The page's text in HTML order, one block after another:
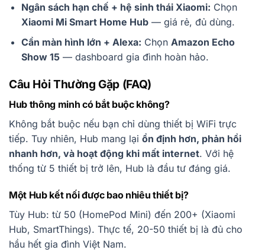
Ngân sách hạn chế + hệ sinh thái Xiaomi: Chọn
Xiaomi Mi Smart Home Hub— giá rẻ, đủ dùng.
Cần màn hình lớn + Alexa: Chọn Amazon Echo
Show 15— dashboard gia đình hoàn hảo.
Câu Hỏi Thường Gặp (FAQ)
Hub thông minh có bắt buộc không?
Không bắt buộc nếu bạn chỉ dùng thiết bị WiFi trực
tiếp. Tuy nhiên, Hub mang lại ổn định hơn, phản hồi
nhanh hơn, và hoạt động khi mất internet. Với hệ
thống từ 5 thiết bị trở lên, Hub là đầu tư đáng giá.
Một Hub kết nối được bao nhiêu thiết bị?
Tùy Hub: từ 50 (HomePod Mini) đến 200+ (Xiaomi
Hub, SmartThings). Thực tế, 20-50 thiết bị là đủ cho
hầu hết gia đình Việt Nam.